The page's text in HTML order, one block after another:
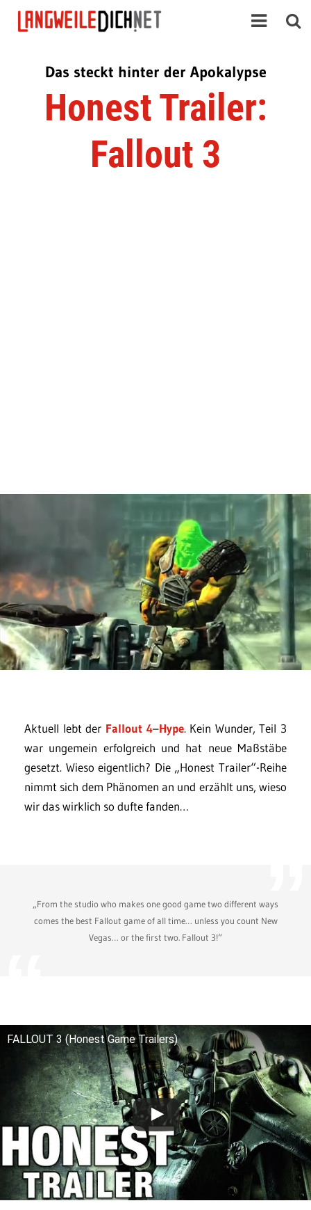
Das steckt hinter der Apokalypse
Honest Trailer:
Fallout 3
Aktuell lebt der Fallout 4–Hype. Kein Wunder, Teil 3
war ungemein erfolgreich und hat neue Maßstäbe
gesetzt. Wieso eigentlich? Die „Honest Trailer“-Reihe
nimmt sich dem Phänomen an und erzählt uns, wieso
wir das wirklich so dufte fanden…
„From the studio who makes one good game two different ways
comes the best Fallout game of all time… unless you count New
Vegas… or the first two. Fallout 3!“
FALLOUT 3 (Honest Game Trailers)